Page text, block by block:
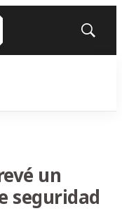
Mostrar
un
seguridad